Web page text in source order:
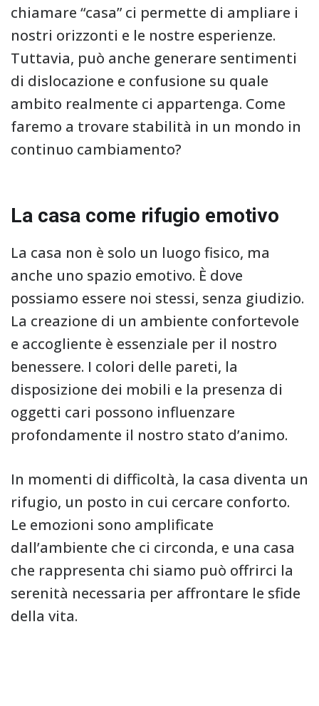
chiamare “casa” ci permette di ampliare i
nostri orizzonti e le nostre esperienze.
Tuttavia, può anche generare sentimenti
di dislocazione e confusione su quale
ambito realmente ci appartenga. Come
faremo a trovare stabilità in un mondo in
continuo cambiamento?
La casa come rifugio emotivo
La casa non è solo un luogo fisico, ma
anche uno spazio emotivo. È dove
possiamo essere noi stessi, senza giudizio.
La creazione di un ambiente confortevole
e accogliente è essenziale per il nostro
benessere. I colori delle pareti, la
disposizione dei mobili e la presenza di
oggetti cari possono influenzare
profondamente il nostro stato d’animo.
In momenti di difficoltà, la casa diventa un
rifugio, un posto in cui cercare conforto.
Le emozioni sono amplificate
dall’ambiente che ci circonda, e una casa
che rappresenta chi siamo può offrirci la
serenità necessaria per affrontare le sfide
della vita.